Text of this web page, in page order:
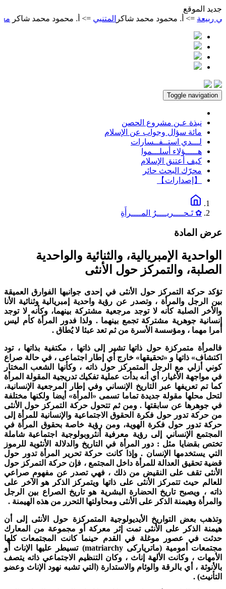
الموقع
معجم
المتنبي=> أ. محمود محمد شاكر => أ. محمود محمد شاكر
Toggle navigation
نبذة عـن مشروع الحصن
مائة سؤال وجواب عن الإسلام
لـــدي استــفــسارات
هـــــؤلاء أسلـــموا
كيف أعتنق الإسلام
محرّك البحث حائر
【إصدارات】
✿ تَـحــــريــــرُ المــــرأَةِ
المادة
الإمبريالية، والثنائية والواحدية
والتمركز حول الأنثى
حركة التمركز حول الأنثى في إحدى جوانبها الفوارق العميقة
الرجل والمرأة ، وتصدر عن رؤية واحدية إمبريالية وثنائية الأنا
الصلبة كأنه لا توجد مرجعية مشتركة بينهما، وكأنه لا توجد
جوهرية مشتركة تجمع بينهما . ولذا فدور المرأة كأم ليس
مهما ، ومؤسسة الأسرة من ثم تعد عبئا لا يُطاق .
متمركزة حول ذاتها تشير إلى ذاتها ، مكتفية بذاتها ، تود
ذاتها و «تحقيقها» خارج أي إطار اجتماعی ، في حالة صراع
أزلي مع الرجل المتمرکز حول ذاته ، وكأنها الشعب المختار
مواجهة الأغيار، أي أنه بدأت عملية تفكيك تدريجية المقولة المرأة
تم تعريفها عبر التاريخ الإنساني وفي إطار المرجعية الإنسانية،
محلها مقولة جديدة تماما تسمى «المرأة» أيضا ولكنها مختلفة
جوهرها عن سابقتها . ومن ثم تتحول حركة التمركز حول الأنثى
حركة تدور حول فكرة الحقوق الاجتماعية والإنسانية للمرأة إلى
تدور حول فكرة الهوية، ومن رؤية خاصة بحقوق المرأة في
الإنساني إلى رؤية معرفية أنثروبولوجية اجتماعية شاملة
بقضايا مثل : دور المرأة في التاريخ والدلالة الأنثوية للرموز
يستخدمها الإنسان . وإذا كانت حركة تحرير المرأة تدور حول
تحقيق العدالة للمرأة داخل المجتمع ، فإن حركة التمرکز حول
تقف على النقيض من ذلك ، فهي تصدر عن مفهوم صراعي
حيث تتمركز الأنثى على ذاتها ويتمركز الذكر هو الآخر على
، ويصبح تاریخ الحضارة البشرية هو تاريخ الصراع بين الرجل
وهيمنة الذكر على الأنثى ومحاولتها التحرر من هذه الهيمنة .
بعض التواريخ الأيديولوجية المتمركزة حول الأنثى إلى أن
الذكر على الأنثى تمت إثر معركة أو مجموعة من المعارك
في عصور موغلة في القدم حينما كانت المجتمعات كلها
أمومية (ماتریارکیmatriarchy
) تسيطر عليها الإناث أو
، وكانت الألهة إناث ، وكان التنظيم الاجتماعي ذاته يتصف
، أي بالرقة والوئام والاستدارة (التي تشبه نهود الإناث وعضو
.